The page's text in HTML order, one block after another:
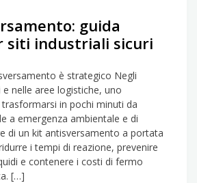
guida
siti industriali sicuri
è strategico Negli
nelle aree logistiche, uno
in pochi minuti da
a emergenza ambientale e di
di un kit antisversamento a portata
i tempi di reazione, prevenire
e contenere i costi di fermo
[…]